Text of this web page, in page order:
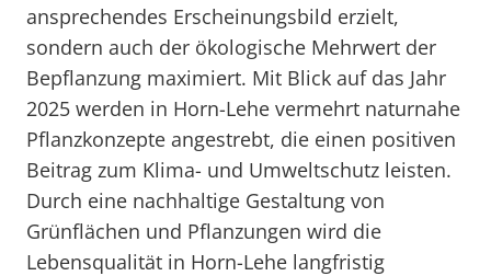
ansprechendes Erscheinungsbild erzielt,
sondern auch der ökologische Mehrwert der
Bepflanzung maximiert. Mit Blick auf das Jahr
2025 werden in Horn-Lehe vermehrt naturnahe
Pflanzkonzepte angestrebt, die einen positiven
Beitrag zum Klima- und Umweltschutz leisten.
Durch eine nachhaltige Gestaltung von
Grünflächen und Pflanzungen wird die
Lebensqualität in Horn-Lehe langfristig